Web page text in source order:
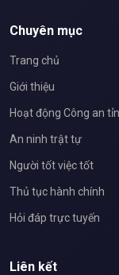
Chuyên mục
Trang chủ
Giới thiệu
Hoạt động Công an
An ninh trật tự
Người tốt việc tốt
Thủ tục hành chính
Hỏi đáp trực tuyến
Liên kết